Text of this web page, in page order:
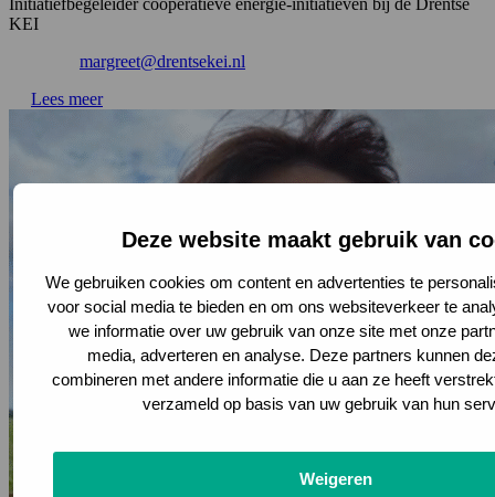
Deze website maakt gebruik van
We gebruiken cookies om content en advertenties te
voor social media te bieden en om ons websiteverkeer te
we informatie over uw gebruik van onze site met onze
media, adverteren en analyse. Deze partners kunnen
combineren met andere informatie die u aan ze heeft
verzameld op basis van uw gebruik van hun
Weigeren
Initiatiefbegeleider coöperatieve energie-initiatieven bij de Drentse
KEI
margreet@drentsekei.nl
Lees meer